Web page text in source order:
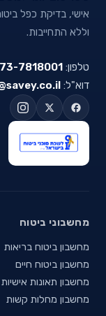
אישי, בדיקת כפל
וללא התחייבות.
טלפון: 7818001
דוא"ל:
מחשבוני ביטוח
מחשבון ביטוח בריאות
מחשבון ביטוח חיים
מחשבון תאונות אישיות
מחשבון מחלות קשות